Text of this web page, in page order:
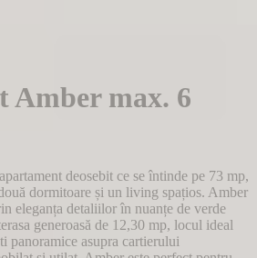
Ambermax. 6
deosebit ce se întinde pe 73 mp,
dormitoare și un living spațios. Amber
eleganța detaliilor în nuanțe de verde
generoasă de 12,30 mp, locul ideal
panoramice asupra cartierului